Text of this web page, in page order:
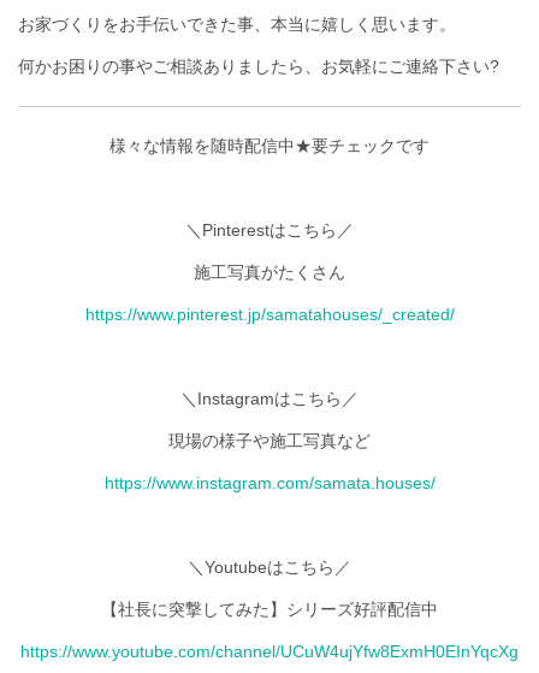
お家づくりをお手伝いできた事、本当に嬉しく思います。
何かお困りの事やご相談ありましたら、お気軽にご連絡下さい?
様々な情報を随時配信中★要チェックです
＼Pinterestはこちら／
施工写真がたくさん
https://www.pinterest.jp/samatahouses/_created/
＼Instagramはこちら／
現場の様子や施工写真など
https://www.instagram.com/samata.houses/
＼Youtubeはこちら／
【社長に突撃してみた】シリーズ好評配信中
https://www.youtube.com/channel/UCuW4ujYfw8ExmH0EInYqcXg